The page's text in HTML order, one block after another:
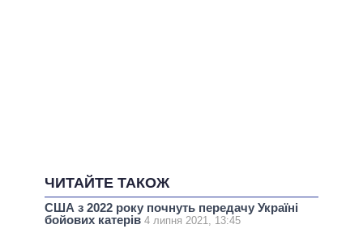
ЧИТАЙТЕ ТАКОЖ
США з 2022 року почнуть передачу Україні
бойових катерів 4 липня 2021, 13:45